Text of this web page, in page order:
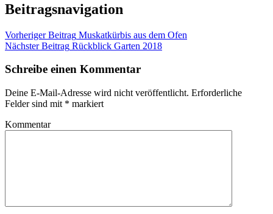
Beitragsnavigation
Vorheriger Beitrag Muskatkürbis aus dem Ofen
Nächster Beitrag Rückblick Garten 2018
Schreibe einen Kommentar
Deine E-Mail-Adresse wird nicht veröffentlicht. Erforderliche
Felder sind mit * markiert
Kommentar